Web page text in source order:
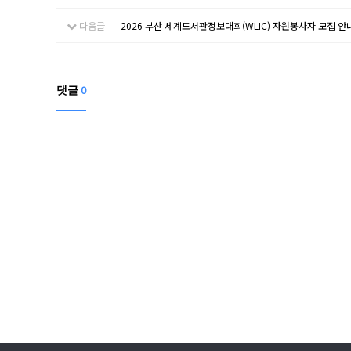
다음글 2026 부산 세계도서관정보대회(WLIC) 자원봉사자 모집 안
댓글0